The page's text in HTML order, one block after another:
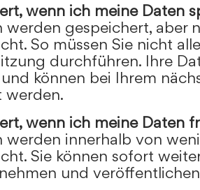
wenn ich meine Daten
werden gespeichert, aber
So müssen Sie nicht
durchführen. Ihre
können bei Ihrem
werden.
wenn ich meine Daten
werden innerhalb von
Sie können sofort
und